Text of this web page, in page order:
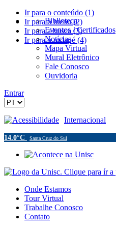
Ir para o conteúdo (1)
Ir para o menu (2)
Ir para a busca (3)
Ir para o rodapé (4)
Biblioteca
Eventos / Certificados
Notícias
Mapa Virtual
Mural Eletrônico
Fale Conosco
Ouvidoria
Entrar
Acessibilidade Internacional
14.0°C Santa Cruz do Sul
Onde Estamos
Tour Virtual
Trabalhe Conosco
Contato